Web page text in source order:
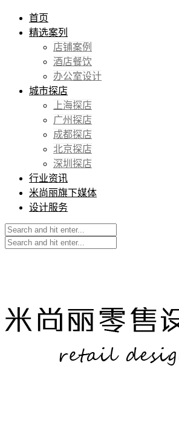
首页
精选案列
店铺案例
酒店餐饮
办公室设计
城市探店
上海探店
广州探店
成都探店
北京探店
深圳探店
行业资讯
米尚丽旗下媒体
设计服务